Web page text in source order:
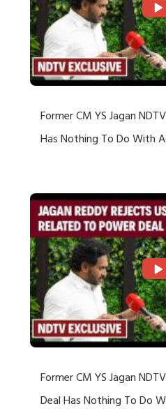
Former CM YS Jagan
Has Nothing To Do With
Former CM YS Jagan
Deal Has Nothing To Do